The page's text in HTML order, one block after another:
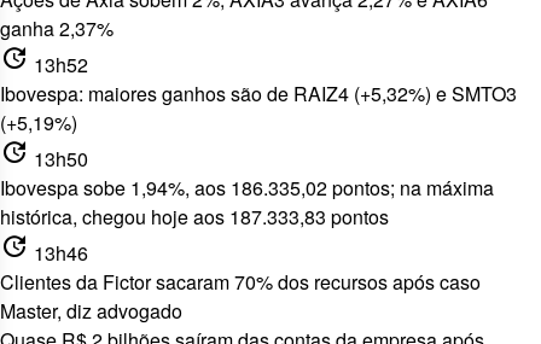
ganha 2,37%
update 13h52
Ibovespa: maiores ganhos são de RAIZ4 (+5,32%) e SMTO3
(+5,19%)
update 13h50
Ibovespa sobe 1,94%, aos 186.335,02 pontos; na máxima
histórica, chegou hoje aos 187.333,83 pontos
update 13h46
Clientes da Fictor sacaram 70% dos recursos após caso
Master, diz advogado